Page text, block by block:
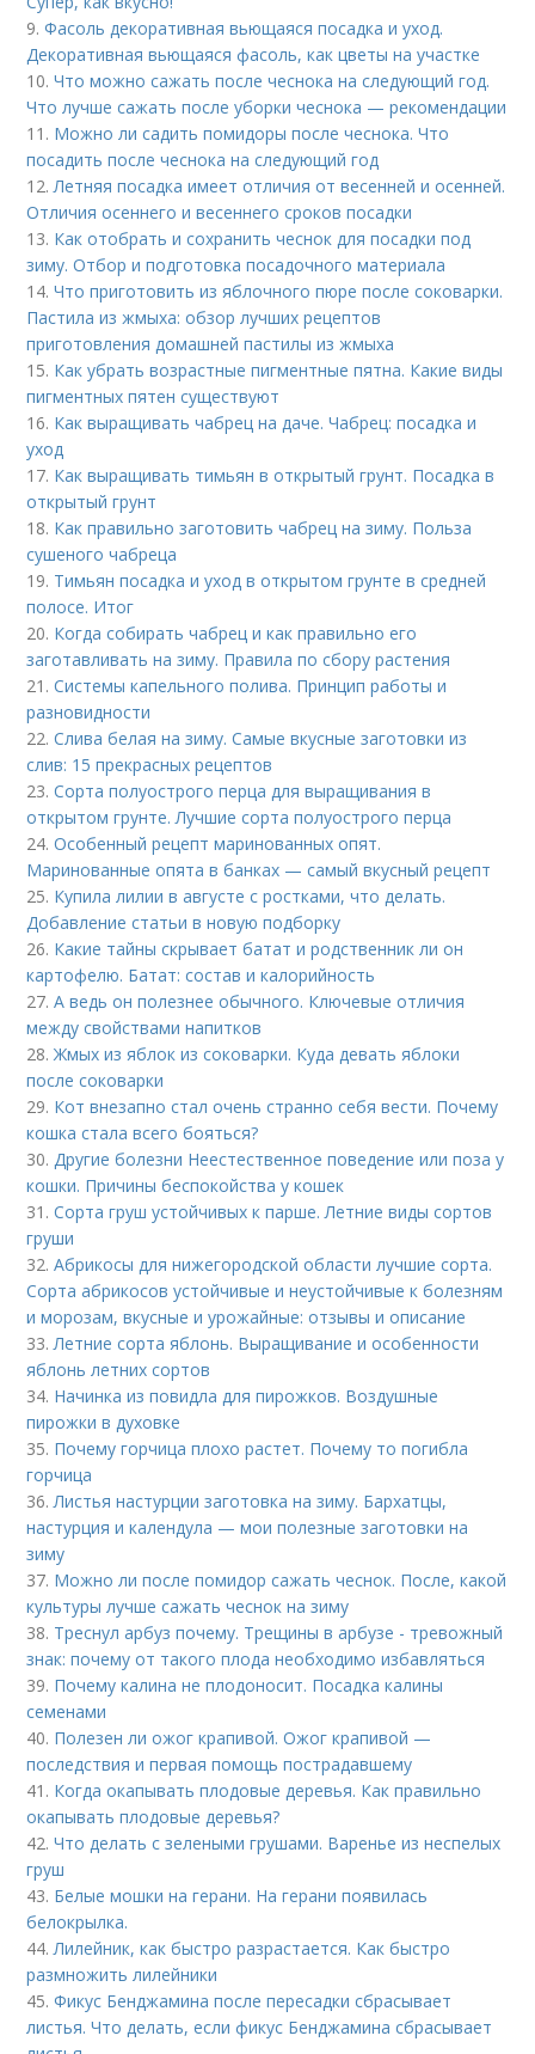
9.Фасоль декоративная вьющаяся посадка и уход.
Декоративная вьющаяся фасоль, как цветы на участке
10.Что можно сажать после чеснока на следующий год.
Что лучше сажать после уборки чеснока — рекомендации
11. Можно ли садить помидоры после чеснока. Что
посадить после чеснока на следующий год
12.Летняя посадка имеет отличия от весенней и осенней.
Отличия осеннего и весеннего сроков посадки
13. Как отобрать и сохранить чеснок для посадки под
зиму. Отбор и подготовка посадочного материала
14.Что приготовить из яблочного пюре после соковарки.
Пастила из жмыха: обзор лучших рецептов
приготовления домашней пастилы из жмыха
15. Как убрать возрастные пигментные пятна. Какие виды
пигментных пятен существуют
16. Как выращивать чабрец на даче. Чабрец: посадка и
уход
17. Как выращивать тимьян в открытый грунт. Посадка в
открытый грунт
18. Как правильно заготовить чабрец на зиму. Польза
сушеного чабреца
19. Тимьян посадка и уход в открытом грунте в средней
полосе. Итог
20. Когда собирать чабрец и как правильно его
заготавливать на зиму. Правила по сбору растения
21.Системы капельного полива. Принцип работы и
разновидности
22.Слива белая на зиму. Самые вкусные заготовки из
слив: 15 прекрасных рецептов
23.Сорта полуострого перца для выращивания в
открытом грунте. Лучшие сорта полуострого перца
24.Особенный рецепт маринованных опят.
Маринованные опята в банках — самый вкусный рецепт
25. Купила лилии в августе с ростками, что делать.
Добавление статьи в новую подборку
26. Какие тайны скрывает батат и родственник ли он
картофелю. Батат: состав и калорийность
27.А ведь он полезнее обычного. Ключевые отличия
между свойствами напитков
28.Жмых из яблок из соковарки. Куда девать яблоки
после соковарки
29. Кот внезапно стал очень странно себя вести. Почему
кошка стала всего бояться?
30.Другие болезни Неестественное поведение или поза у
кошки. Причины беспокойства у кошек
31.Сорта груш устойчивых к парше. Летние виды сортов
груши
32.Абрикосы для нижегородской области лучшие сорта.
Сорта абрикосов устойчивые и неустойчивые к болезням
и морозам, вкусные и урожайные: отзывы и описание
33.Летние сорта яблонь. Выращивание и особенности
яблонь летних сортов
34. Начинка из повидла для пирожков. Воздушные
пирожки в духовке
35. Почему горчица плохо растет. Почему то погибла
горчица
36.Листья настурции заготовка на зиму. Бархатцы,
настурция и календула — мои полезные заготовки на
зиму
37. Можно ли после помидор сажать чеснок. После, какой
культуры лучше сажать чеснок на зиму
38. Треснул арбуз почему. Трещины в арбузе - тревожный
знак: почему от такого плода необходимо избавляться
39. Почему калина не плодоносит. Посадка калины
семенами
40. Полезен ли ожог крапивой. Ожог крапивой —
последствия и первая помощь пострадавшему
41. Когда окапывать плодовые деревья. Как правильно
окапывать плодовые деревья?
42.Что делать с зелеными грушами. Варенье из неспелых
груш
43. Белые мошки на герани. На герани появилась
белокрылка.
44.Лилейник, как быстро разрастается. Как быстро
размножить лилейники
45.Фикус Бенджамина после пересадки сбрасывает
листья. Что делать, если фикус Бенджамина сбрасывает